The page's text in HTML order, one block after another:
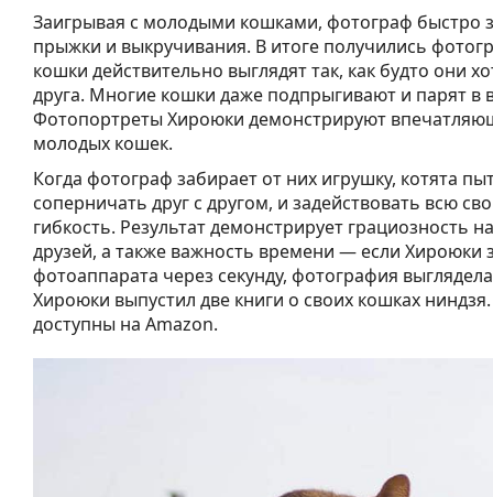
Заигрывая с молодыми кошками, фотограф быстро
прыжки и выкручивания. В итоге получились
кошки действительно выглядят так, как будто они
друга. Многие кошки даже подпрыгивают и парят в
Фотопортреты Хироюки демонстрируют
молодых кошек.
Когда фотограф забирает от них игрушку, котята
соперничать друг с другом, и задействовать всю
гибкость. Результат демонстрирует грациозность
друзей, а также важность времени — если Хироюки
фотоаппарата через секунду, фотография
Хироюки выпустил две книги о своих кошках
доступны на Amazon.